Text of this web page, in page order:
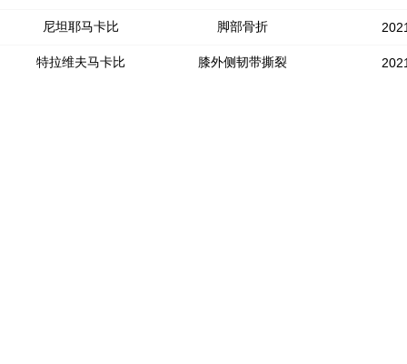
尼坦耶马卡比 脚部骨折
特拉维夫马卡比 膝外侧韧带撕裂